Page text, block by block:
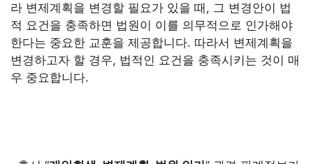
라 변제계획을 변경할 필요가 있을 때, 그 변경안이 법
적 요건을 충족하면 법원이 이를 의무적으로 인가해야
한다는 중요한 교훈을 제공합니다. 따라서 변제계획을
변경하고자 할 경우, 법적인 요건을 충족시키는 것이 매
우 중요합니다.